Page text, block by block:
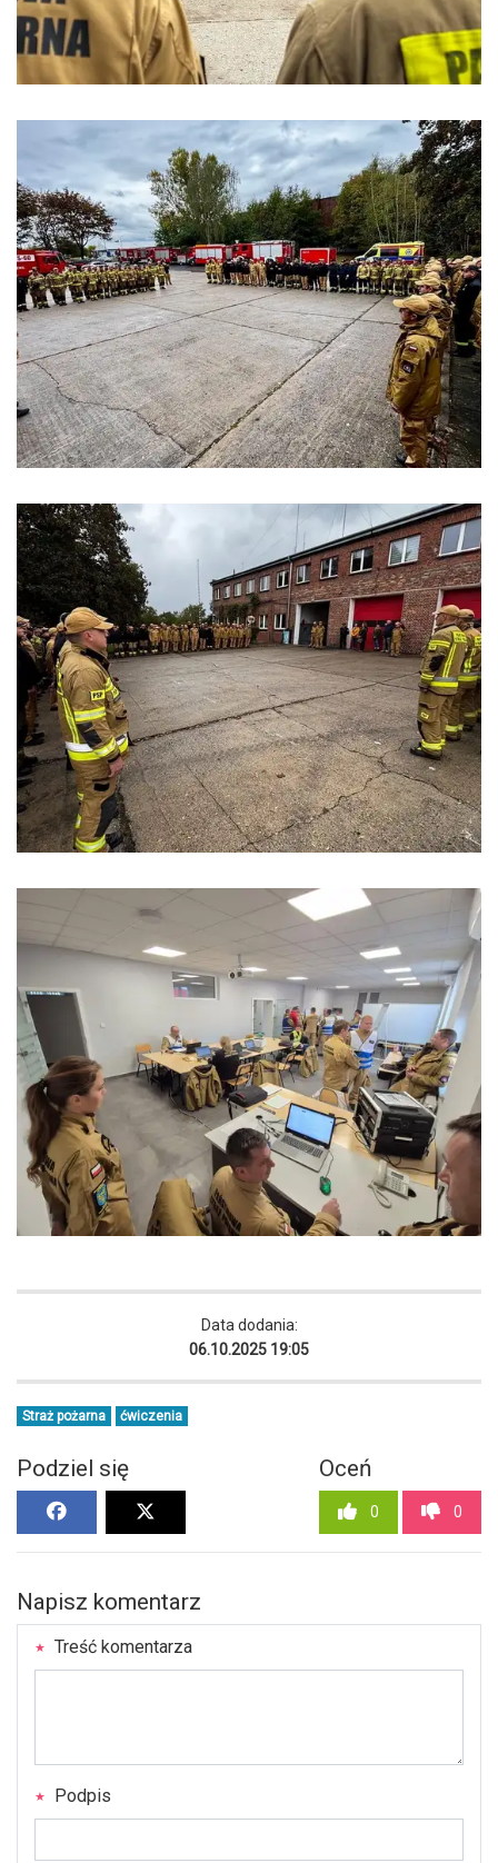
Data dodania:
06.10.2025 19:05
Straż pożarna ćwiczenia
Podziel się Oceń
0 0
Napisz komentarz
Treść komentarza
Podpis